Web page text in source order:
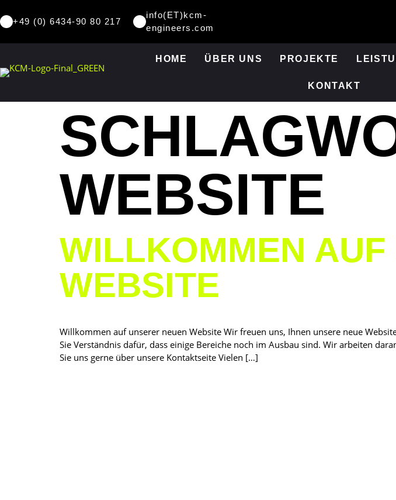
+49 (0) 6434-90 80 217
info(ET)kcm-
engineers.com
HOME ÜBER UNS PROJEKTE
KONTAKT
WEBSITE
WILLKOMMEN
WEBSITE
Willkommen auf unserer neuen Website Wir freuen uns, Ihnen unsere neue
Sie Verständnis dafür, dass einige Bereiche noch im Ausbau sind. Wir arbeiten
Sie uns gerne über unsere Kontaktseite Vielen […]